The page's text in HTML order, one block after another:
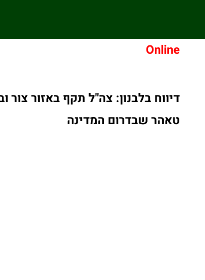
Online
טאהר שבדרום המדינה
דיווח: מודל ה-AI החדש של מטא פרץ